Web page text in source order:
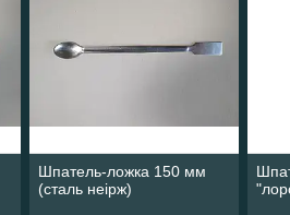
Шпатель-ложка 150 мм
(сталь неірж)